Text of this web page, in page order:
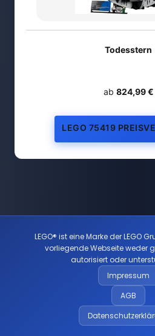
Todesstern
ab 824,99 €
LEGO 75419
LEGO® ist eine Marke der LEGO
vorliegende Webseite weder
autorisiert oder
Impressum
AGB